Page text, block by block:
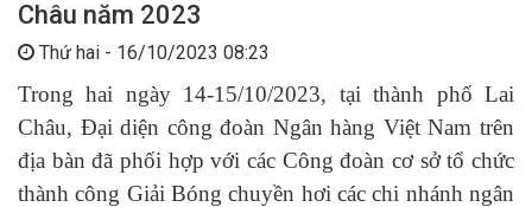
Châu năm 2023
Thứ hai - 16/10/2023 08:23
Trong hai ngày 14-15/10/2023, tại thành phố Lai
Châu, Đại diện công đoàn Ngân hàng Việt Nam trên
địa bàn đã phối hợp với các Công đoàn cơ sở tổ chức
thành công Giải Bóng chuyền hơi các chi nhánh ngân